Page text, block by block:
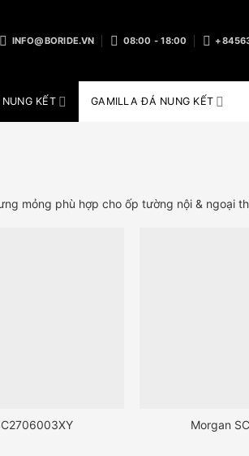
INFO@BORIDE.VN 08:00 - 18:00
KẾT GAMILLA ĐÁ NUNG KẾT
mỏng phù hợp cho ốp tường nội & ngoại
Morgan